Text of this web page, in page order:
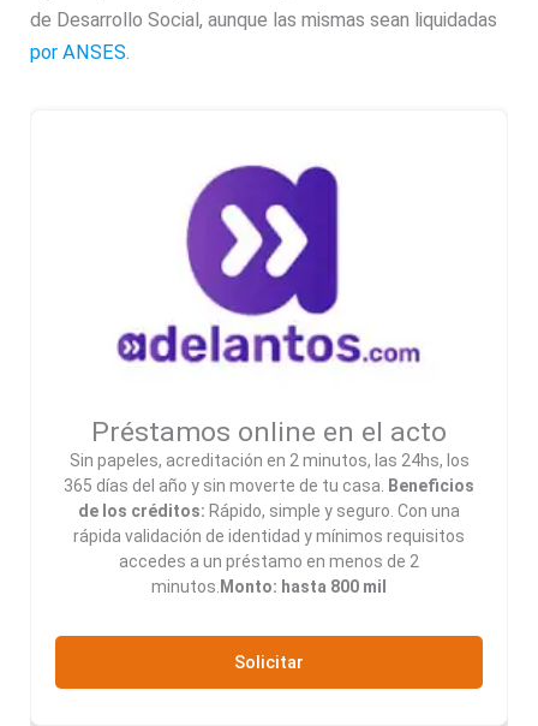
de Desarrollo Social, aunque las mismas sean liquidadas
por ANSES
Préstamos online en el acto
Sin papeles, acreditación en 2 minutos, las 24hs, los
365 días del año y sin moverte de tu casa. Beneficios
de los créditos: Rápido, simple y seguro. Con una
rápida validación de identidad y mínimos requisitos
accedes a un préstamo en menos de 2
minutos. Monto: hasta 800 mil
Solicitar